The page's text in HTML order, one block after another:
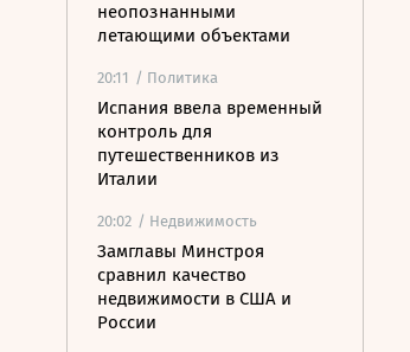
неопознанными
летающими объектами
20:11 / Политика
Испания ввела временный
контроль для
путешественников из
Италии
20:02 / Недвижимость
Замглавы Минстроя
сравнил качество
недвижимости в США и
России